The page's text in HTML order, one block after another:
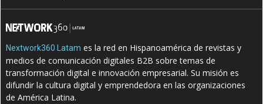
Nextwork360 Latam es la red en Hispanoamérica de revistas y
medios de comunicación digitales B2B sobre temas de
transformación digital e innovación empresarial. Su misión es
difundir la cultura digital y emprendedora en las organizaciones
de América Latina.